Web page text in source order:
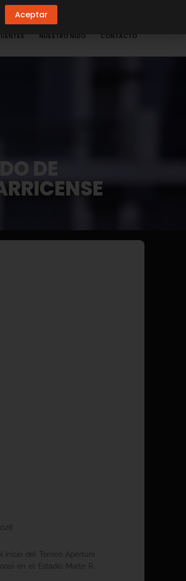
NUESTRO NIDO CONTACTO
DE
inicio del Torneo Apertura
en el Estadio Marte R.
Aceptar